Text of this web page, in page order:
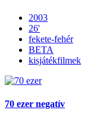
2003
26'
fekete-fehér
BETA
kisjátékfilmek
70 ezer negatív